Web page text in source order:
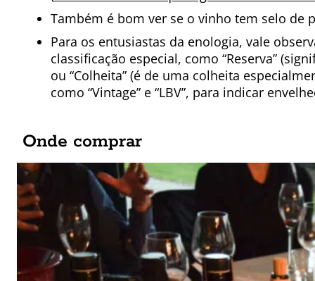
Também é bom ver se o vinho tem selo
Para os entusiastas da enologia, vale
classificação especial, como “Reserva”
ou “Colheita” (é de uma colheita
como “Vintage” e “LBV”, para indicar
Onde comprar